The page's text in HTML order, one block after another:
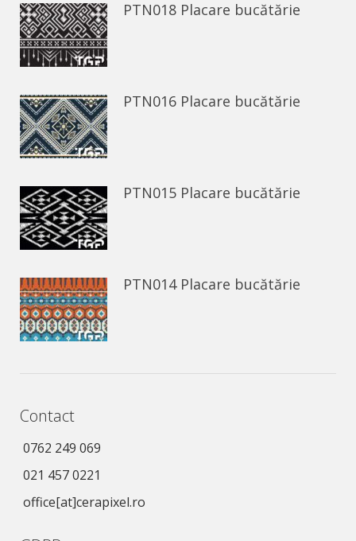
PTN018 Placare bucătărie
PTN016 Placare bucătărie
PTN015 Placare bucătărie
PTN014 Placare bucătărie
Contact
0762 249 069
021 457 0221
office[at]cerapixel.ro